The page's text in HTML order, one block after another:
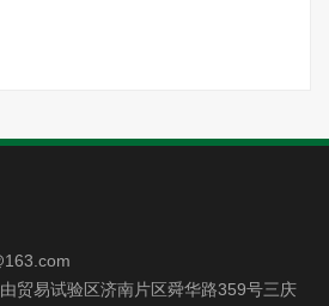
贸易试验区济南片区舜华路359号三庆